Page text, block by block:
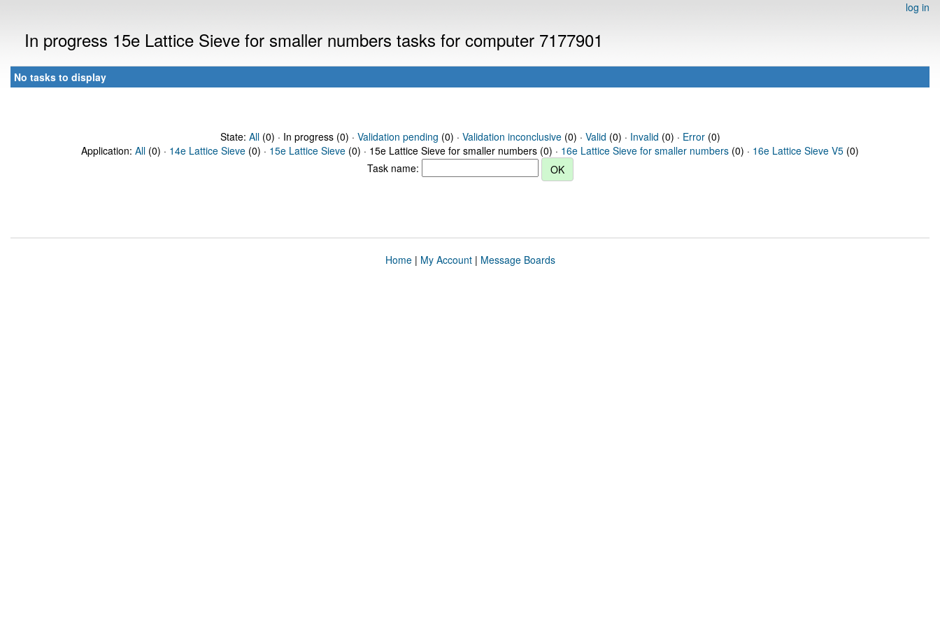
log in
In progress 15e Lattice Sieve for smaller numbers tasks for computer 7177901
No tasks to display
State: All(0) · In progress (0) · Validation pending (0) · Validation inconclusive(0) · Valid (0) · Invalid (0) · Error(0)
Application: All (0) · 14e Lattice Sieve (0) · 15e Lattice Sieve (0) · 15e Lattice Sieve for smaller numbers (0) · 16e Lattice Sieve for smaller numbers (0) · 16e Lattice Sieve V5 (0)
Task name:
Home| My Account| Message Boards